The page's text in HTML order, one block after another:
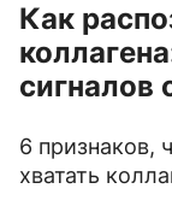
Как
сигналов
6 признаков,
хватать